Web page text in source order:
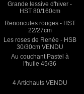
Grande lessive d'hiver -
HST 80/160cm
Renoncules rouges - HST
22/27cm
Les roses de Renée - HSB
30/30cm VENDU
Au couchant Pastel à
l'huile 45/36
4 Artichauts VENDU